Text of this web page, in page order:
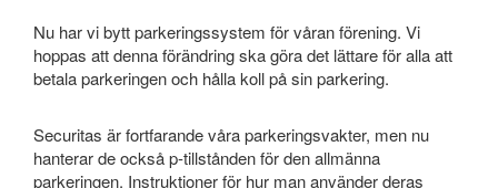
Nu har vi bytt parkeringssystem för våran förening. Vi
hoppas att denna förändring ska göra det lättare för alla att
betala parkeringen och hålla koll på sin parkering.
Securitas är fortfarande våra parkeringsvakter, men nu
hanterar de också p-tillstånden för den allmänna
parkeringen. Instruktioner för hur man använder deras